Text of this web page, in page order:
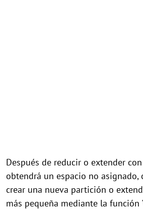
Después de reducir o extender
obtendrá un espacio no asignado,
crear una nueva partición o
más pequeña mediante la función